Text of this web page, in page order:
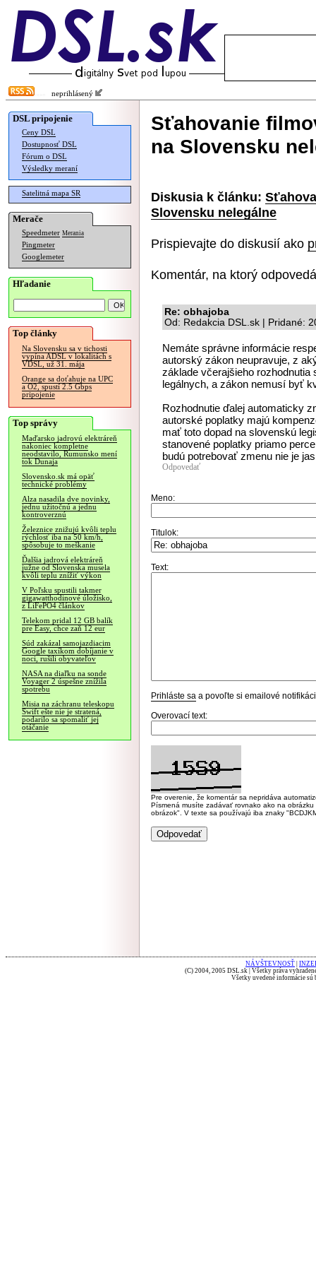
neprihlásený
DSL pripojenie
Ceny DSL
Dostupnosť DSL
Fórum o DSL
Výsledky meraní
Satelitná mapa SR
Merače
Speedmeter Merania
Pingmeter
Googlemeter
Hľadanie
Top články
Na Slovensku sa v tichosti
vypína ADSL v lokalitách s
VDSL, už 31. mája
Orange sa doťahuje na UPC
a O2, spustí 2.5 Gbps
pripojenie
Top správy
Maďarsko jadrovú elektráreň
nakoniec kompletne
neodstavilo, Rumunsko mení
tok Dunaja
Slovensko.sk má opäť
technické problémy
Alza nasadila dve novinky,
jednu užitočnú a jednu
kontroverznú
Železnice znižujú kvôli teplu
rýchlosť iba na 50 km/h,
spôsobuje to meškanie
Ďalšia jadrová elektráreň
južne od Slovenska musela
kvôli teplu znížiť výkon
V Poľsku spustili takmer
gigawatthodinové úložisko,
z LiFePO4 článkov
Telekom pridal 12 GB balík
pre Easy, chce zaň 12 eur
Súd zakázal samojazdiacim
Google taxíkom dobíjanie v
noci, rušili obyvateľov
NASA na diaľku na sonde
Voyager 2 úspešne znížila
spotrebu
Misia na záchranu teleskopu
Swift ešte nie je stratená,
podarilo sa spomaliť jej
otáčanie
Sťahovanie
na Slovensku
Diskusia k článku:
Slovensku nelegálne
Prispievajte do diskusií ako
Komentár, na ktorý
Re: obhajoba
Od: Redakcia DSL.sk | Pridané:
Nemáte správne informácie
autorský zákon neupravuje, z
základe včerajšieho
legálnych, a zákon nemusí byť
Rozhodnutie ďalej automaticky
autorské poplatky majú
mať toto dopad na slovenskú
stanovené poplatky priamo
budú potrebovať zmenu nie je
Odpovedať
Meno:
Titulok:
Text:
Prihláste sa a povoľte si emailové
Overovací text:
Pre overenie, že komentár sa nepridáva
Písmená musíte zadávať rovnako ako na
obrázok". V texte sa používajú iba znaky
NÁVŠTEVNOSŤ
(C) 2004, 2005 DSL.sk | Všetky práva
Všetky uvedené informácie sú